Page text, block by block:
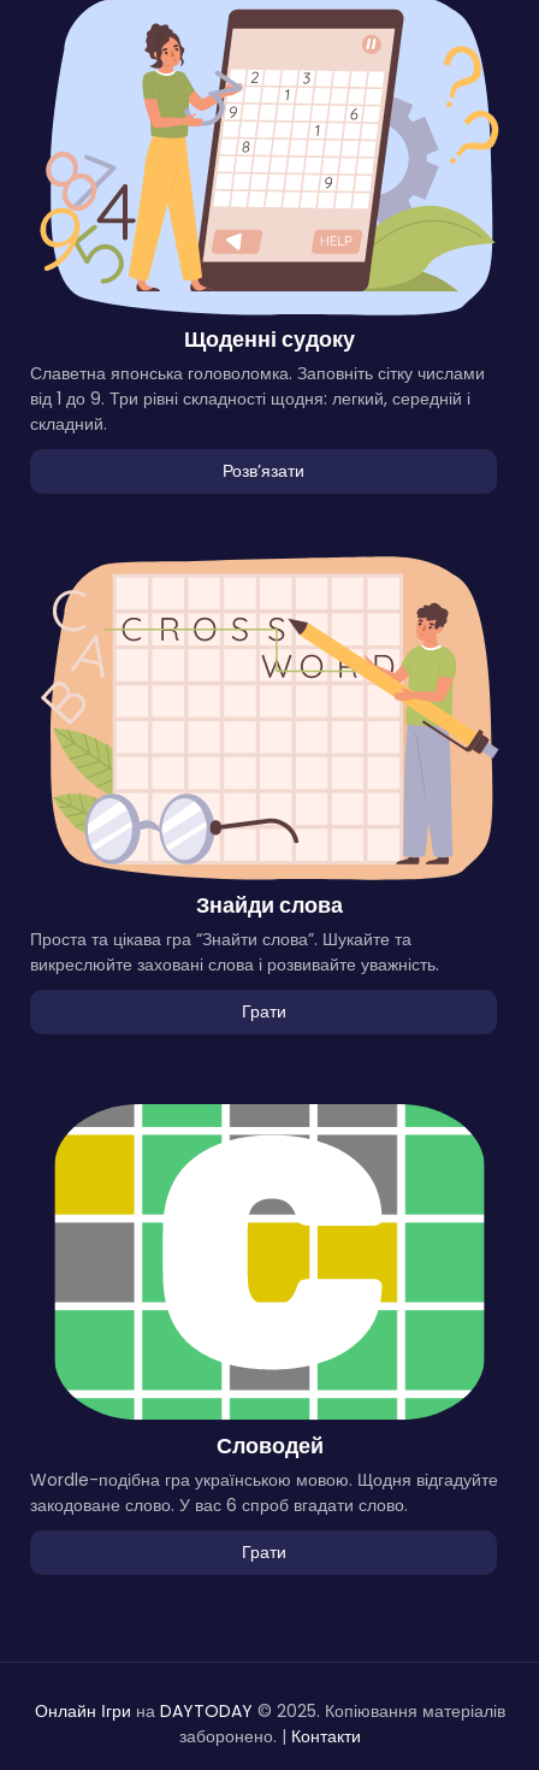
Щоденні судоку
Славетна японська головоломка. Заповніть сітку числами
від 1 до 9. Три рівні складності щодня: легкий, середній і
складний.
Розвʼязати
Знайди слова
Проста та цікава гра “Знайти слова”. Шукайте та
викреслюйте заховані слова і розвивайте уважність.
Грати
Словодей
Wordle-подібна гра українською мовою. Щодня відгадуйте
закодоване слово. У вас 6 спроб вгадати слово.
Грати
Онлайн Ігри на DAYTODAY © 2025. Копіювання матеріалів
заборонено. | Контакти